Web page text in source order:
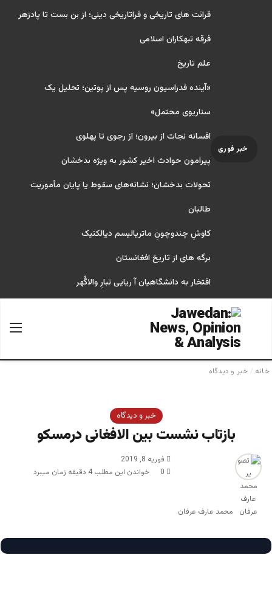
خبر فوری
قرائت های تاریخی و فراتاریخی دینی؛ از بن بست تا پادزهر
فرقه تبهکاران اسلامی
علم تاریخ
«آینده فدراسیون روسیه پس از پوتین؛ تحلیل یک
سناریوی محتمل»
افسانه نجات از بیرون؛ از رجوی تا پهلوی
پیرامون حوادث اخیر کشور به ویژه بدخشان
تحولات بدخشان؛ نشانه‌های سقوط یا پایان مأموریت
طالبان
کاوشِ چندو‌چونِ ماتریالیسم دیالکتیک
برگه های از تاریخ افغانستان
افتخار به دانشگاهیان آ ریایی تبارِ والاگُهر
جستجو برای
خانه / خبر و دیدگاه
خبر و دیدگاه
بازتاب نشست بین الافغانی درمسکو
محمد عارف عرفان
فوریه 8, 2019
0
خواندن این مطلب 4 دقیقه زمان میبرد